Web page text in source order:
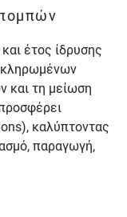
έτος ίδρυσης
και τη μείωση
καλύπτοντας
παραγωγή,